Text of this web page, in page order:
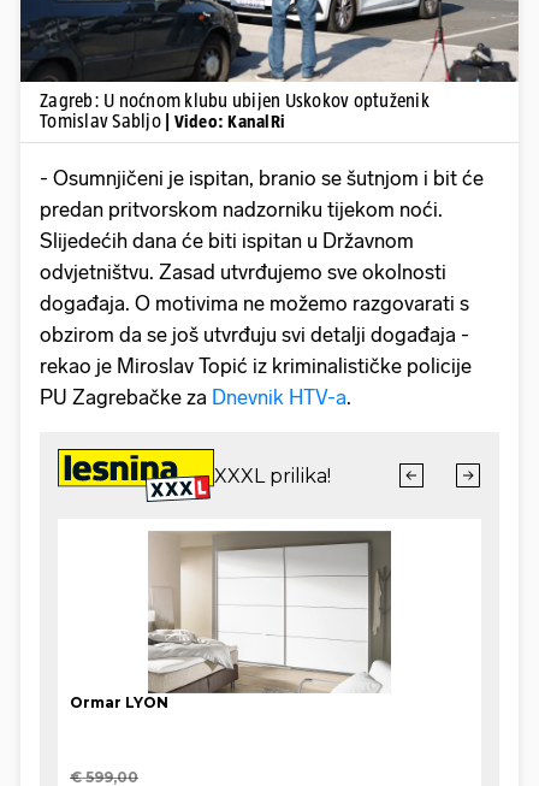
Zagreb: U noćnom klubu ubijen Uskokov optuženik
Tomislav Sabljo
| Video: KanalRi
- Osumnjičeni je ispitan, branio se šutnjom i bit će
predan pritvorskom nadzorniku tijekom noći.
Slijedećih dana će biti ispitan u Državnom
odvjetništvu. Zasad utvrđujemo sve okolnosti
događaja. O motivima ne možemo razgovarati s
obzirom da se još utvrđuju svi detalji događaja -
rekao je Miroslav Topić iz kriminalističke policije
PU Zagrebačke za Dnevnik HTV-a.